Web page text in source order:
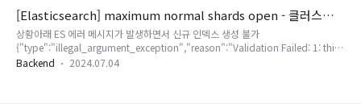
제게 이슈가 있었던 상황을 표현한 것입니다. 복수 개의 인덱스
가 존재하고 공통 alias로 인덱스가 연결 되어있는 상태일
때alias 연관 인덱스를 close 하고 alias 검색 시 close 인덱스
에도 접근을 시도 하게 되어 index_closed_exception 예외가
발생하며 검색 요청이 실패합니다. 해결 원인은 close된 인덱스
[Elasticsearch] maximum normal shards open - 클러스터
샤드 수 제한
상황아래 ES 에러 메시지가 발생하면서 신규 인덱스 생성 불가
{"type":"illegal_argument_exception","reason":"Validation Failed: 1: this
action would add [10] shards, but this cluster currently has [993]/[1000]
Backend 2024.07.04